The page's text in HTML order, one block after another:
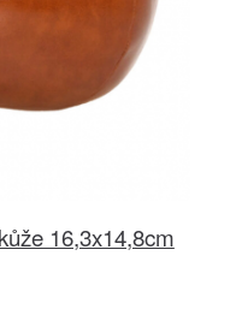
16,3x14,8cm